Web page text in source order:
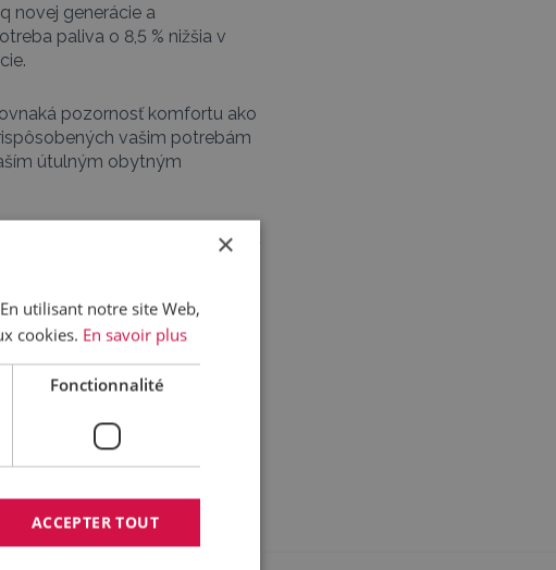
novej generácie a
paliva o 8,5 % nižšia v
pozornosť komfortu ako
vašim potrebám
útulným obytným
sa systém varovania pred
System); keď sa príliš
aktivuje pokročilý systém
Emergency Brake System);
Program) zase zabráni
×
utilisant notre site Web,
cookies. En savoir plus
Fonctionnalité
ACCEPTER TOUT